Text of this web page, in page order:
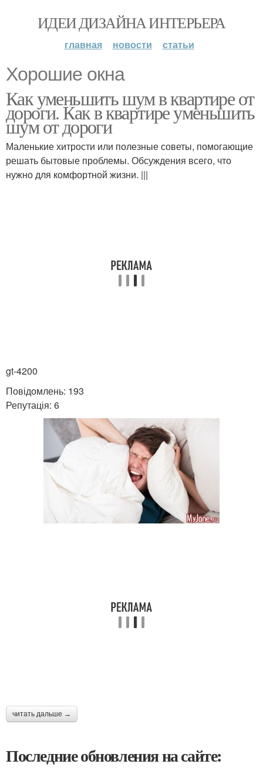
ИДЕИ ДИЗАЙНА ИНТЕРЬЕРА
главная новости статьи
Хорошие окна
Как уменьшить шум в квартире от
дороги. Как в квартире уменьшить
шум от дороги
Маленькие хитрости или полезные советы, помогающие
решать бытовые проблемы. Обсуждения всего, что
нужно для комфортной жизни. |||
gt-4200
Повідомлень: 193
Репутація: 6
читать дальше →
Последние обновления на сайте: